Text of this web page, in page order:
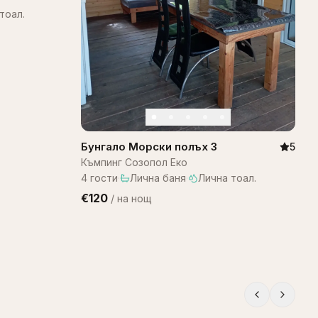
Бунгало Морски полъх 3
5
Къмпинг Созопол Еко
4 гости· Лична баня· Лична тоал.
€120 / на нощ